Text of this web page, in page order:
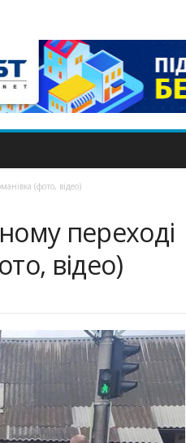
(фото, відео)
переході
відео)